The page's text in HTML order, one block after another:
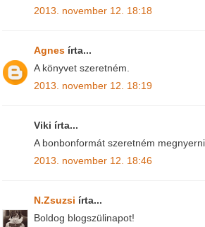
2013. november 12. 18:18
Agnes írta...
A könyvet szeretném.
2013. november 12. 18:19
Viki írta...
A bonbonformát szeretném
2013. november 12. 18:46
N.Zsuzsi írta...
Boldog blogszülinapot!